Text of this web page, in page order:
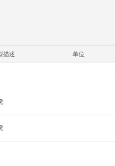
描述 单位